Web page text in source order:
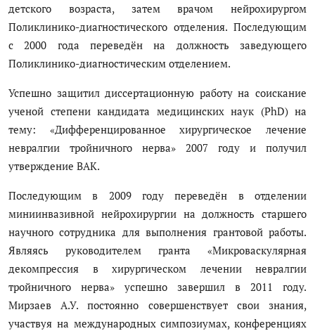
детского возраста, затем врачом нейрохирургом
Поликлинико-диагностического отделения. Последующим
с 2000 года переведён на должность заведующего
Поликлинико-диагностическим отделением.
Успешно защитил диссертационную работу на соискание
ученой степени кандидата медицинских наук (PhD) на
тему: «Дифференцированное хирургическое лечение
невралгии тройничного нерва» 2007 году и получил
утверждение ВАК.
Последующим в 2009 году переведён в отделении
миниинвазивной нейрохирургии на должность старшего
научного сотрудника для выполнения грантовой работы.
Являясь руководителем гранта «Микроваскулярная
декомпрессия в хирургическом лечении невралгии
тройничного нерва» успешно завершил в 2011 году.
Мирзаев А.У. постоянно совершенствует свои знания,
участвуя на международных симпозиумах, конференциях